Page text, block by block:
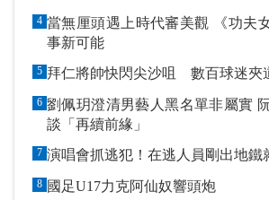
4 當無厘頭遇上時代審美觀 《功夫女足》探索女性敘
事新可能
5 拜仁將帥快閃尖沙咀 數百球迷夾
6 劉佩玥澄清男藝人黑名單非屬實 阮浩棕何沛珈大方
談「再續前緣」
7 演唱會抓逃犯！在逃人員剛出地鐵
8 國足U17力克阿仙奴響頭炮